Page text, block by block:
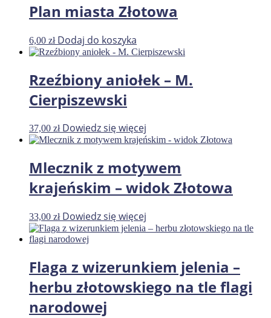
Plan miasta Złotowa
6,00 zł Dodaj do koszyka
Rzeźbiony aniołek – M.
Cierpiszewski
37,00 zł Dowiedz się więcej
Mlecznik z motywem
krajeńskim – widok Złotowa
33,00 zł Dowiedz się więcej
Flaga z wizerunkiem jelenia –
herbu złotowskiego na tle flagi
narodowej